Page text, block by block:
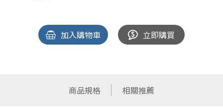
加入購物車 立即購買
商品規格 相關推薦